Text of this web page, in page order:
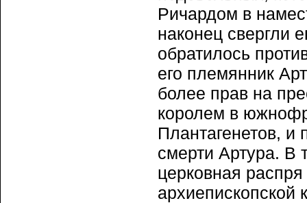
Ричардом в
наконец свергли
обратилось
его племянник
более прав на
королем в
Плантагенетов, и
смерти Артура. В
церковная
архиепископской